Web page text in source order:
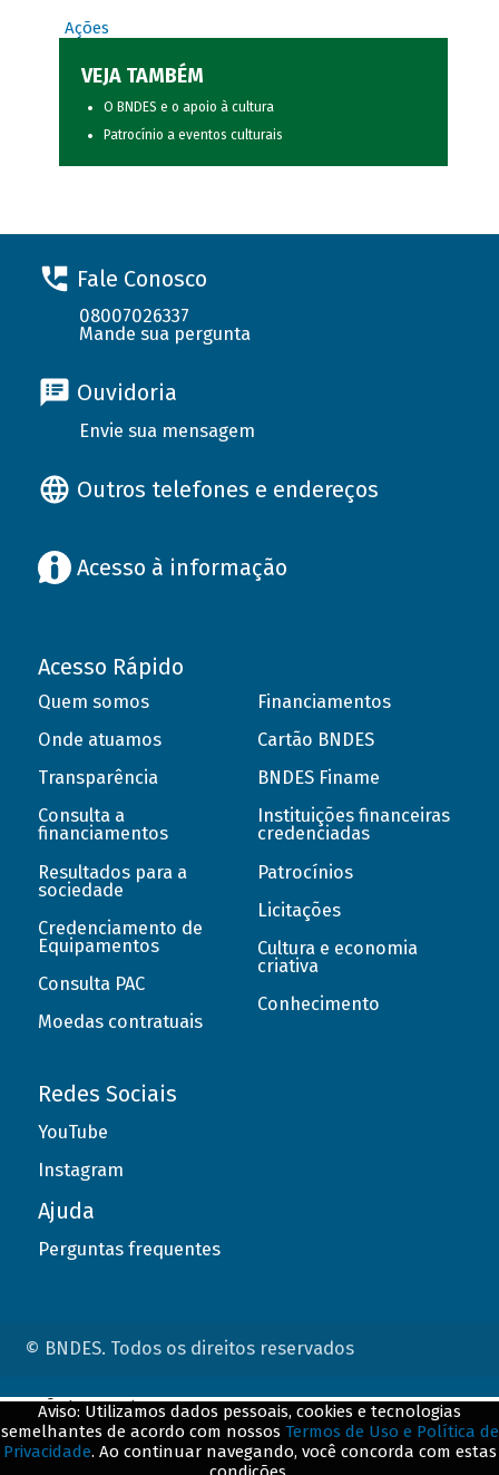
Ações
VEJA TAMBÉM
O BNDES e o apoio à cultura
Patrocínio a eventos culturais
Fale Conosco
08007026337
Mande sua pergunta
Ouvidoria
Envie sua mensagem
Outros telefones e endereços
Acesso à informação
Acesso Rápido
Quem somos
Onde atuamos
Transparência
Consulta a
financiamentos
Resultados para a
sociedade
Credenciamento de
Equipamentos
Consulta PAC
Moedas contratuais
Financiamentos
Cartão BNDES
BNDES Finame
Instituições financeiras
credenciadas
Patrocínios
Licitações
Cultura e economia
criativa
Conhecimento
Redes Sociais
YouTube
Instagram
Ajuda
Perguntas frequentes
© BNDES. Todos os direitos reservados
Aviso: Utilizamos dados pessoais, cookies e tecnologias
semelhantes de acordo com nossos Termos de Uso e Política de
Privacidade. Ao continuar navegando, você concorda com estas
ConteÃºdo complementar
${title}${badge}